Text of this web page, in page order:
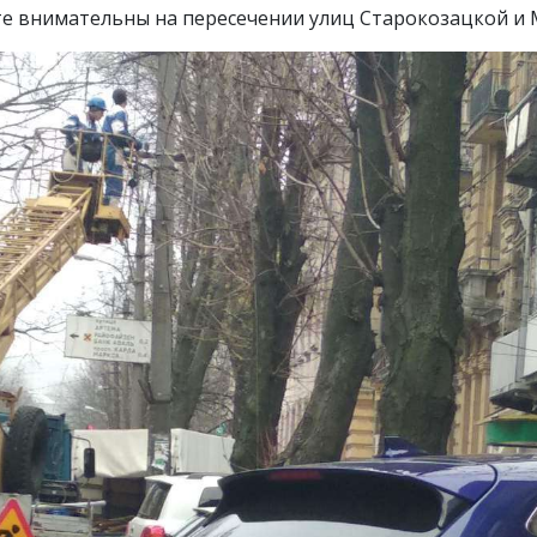
внимательны на пересечении улиц Старокозацкой и